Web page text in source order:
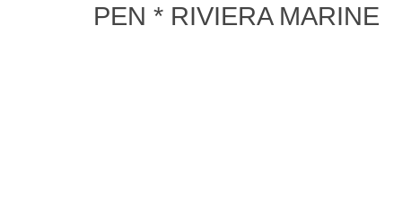
PEN * RIVIERA MARINE